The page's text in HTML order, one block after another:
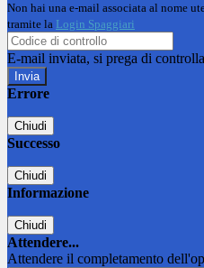
Non hai una e-mail associata al nome
tramite la Login Spaggiari
E-mail inviata, si prega di
Errore
Chiudi
Successo
Chiudi
Informazione
Chiudi
Attendere...
Attendere il completamento